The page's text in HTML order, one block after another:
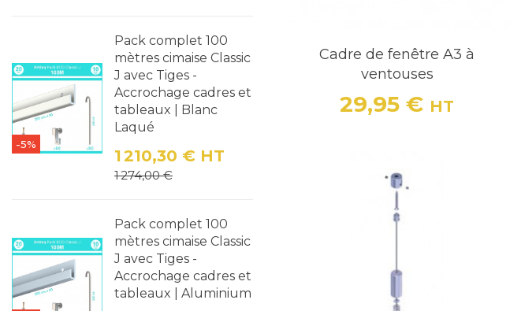
-5%
Pack complet 100
mètres cimaise Classic
J avec Tiges -
Accrochage cadres et
tableaux | Blanc
Laqué
Prix
1 210,30 € HT
Prix de base
1 274,00 €
Pack complet 100
mètres cimaise Classic
J avec Tiges -
Accrochage cadres et
tableaux | Aluminium
Cadre de fenêtre A3 à
ventouses
Prix
29,95 € HT